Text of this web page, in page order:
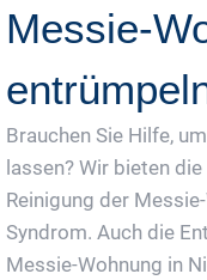
Messie-
Brauchen Sie Hilfe,
lassen? Wir bieten
Reinigung der
Syndrom. Auch die
Messie-Wohnung in